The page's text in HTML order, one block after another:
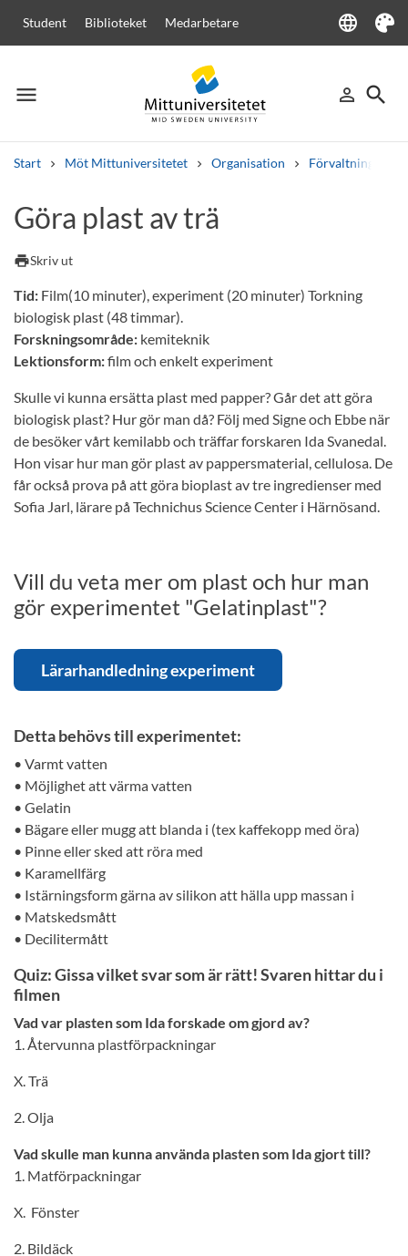
Student Biblioteket Medarbetare language
Language
Tema
menu
Meny person_outline
Logga in
search
Sök
Start Möt Mittuniversitetet Organisation Förvaltningen
Andra söktjänster
Kurser och program
Göra plast av trä
printSkriv ut
Tid: Film(10 minuter), experiment (20 minuter) Torkning
biologisk plast (48 timmar).
Forskningsområde: kemiteknik
Lektionsform:film och enkelt experiment
Skulle vi kunna ersätta plast med papper? Går det att göra
biologisk plast? Hur gör man då? Följ med Signe och Ebbe när
de besöker vårt kemilabb och träffar forskaren Ida Svanedal.
Hon visar hur man gör plast av pappersmaterial, cellulosa. De
får också prova på att göra bioplast av tre ingredienser med
Sofia Jarl, lärare på Technichus Science Center i Härnösand.
Vill du veta mer om plast och hur man
gör experimentet "Gelatinplast"?
Lärarhandledning experiment
Detta behövs till experimentet:
• Varmt vatten
• Möjlighet att värma vatten
• Gelatin
• Bägare eller mugg att blanda i (tex kaffekopp med öra)
• Pinne eller sked att röra med
• Karamellfärg
• Istärningsform gärna av silikon att hälla upp massan i
• Matskedsmått
• Decilitermått
Quiz: Gissa vilket svar som är rätt! Svaren hittar du i
filmen
Vad var plasten som Ida forskade om gjord av?
1. Återvunna plastförpackningar
X. Trä
2. Olja
Vad skulle man kunna använda plasten som Ida gjort till?
1. Matförpackningar
X. Fönster
2. Bildäck